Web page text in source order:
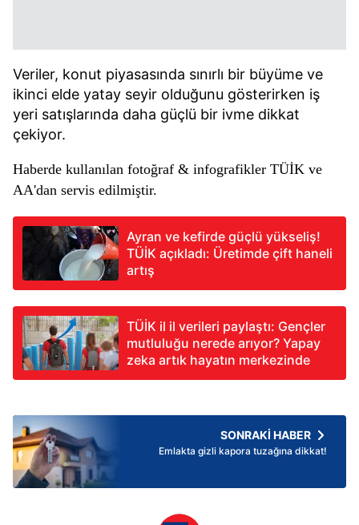
Veriler, konut piyasasında sınırlı bir büyüme ve
ikinci elde yatay seyir olduğunu gösterirken iş
yeri satışlarında daha güçlü bir ivme dikkat
çekiyor.
Haberde kullanılan fotoğraf & infografikler TÜİK ve
AA'dan servis edilmiştir.
Ayran ve kefirde güçlü yükseliş!
TÜİK açıkladı: Üretimde çift haneli
artış
TÜİK il il verileri paylaştı: Gençler
mutluluğu nerede arıyor? Yapay
zeka artık hayatın merkezinde
SONRAKİ HABER
Emlakta gizli kapora tuzağına dikkat!